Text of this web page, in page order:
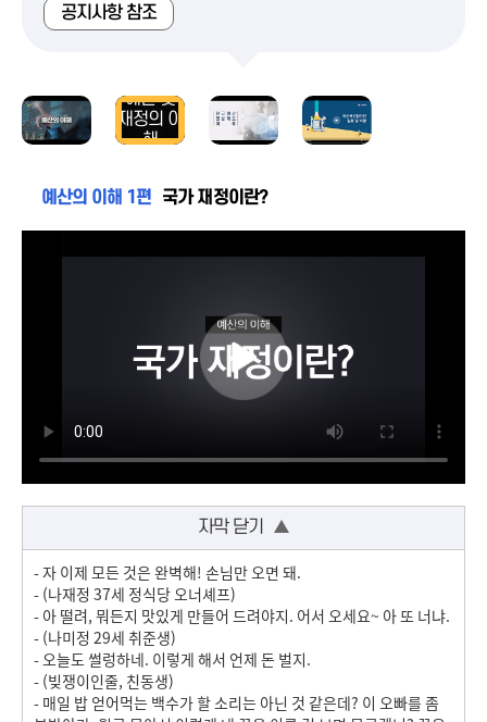
공지사항 참조
예산 및
재정의 이
해
예산의 이해 1편 국가 재정이란?
자막 닫기